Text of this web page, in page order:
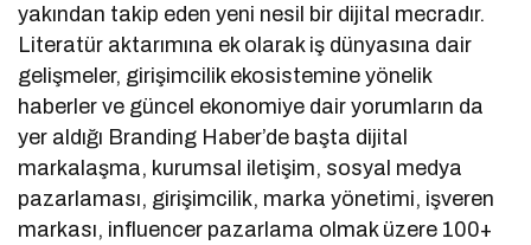
yakından takip eden yeni nesil bir dijital mecradır.
Literatür aktarımına ek olarak iş dünyasına dair
gelişmeler, girişimcilik ekosistemine yönelik
haberler ve güncel ekonomiye dair yorumların da
yer aldığı Branding Haber’de başta dijital
markalaşma, kurumsal iletişim, sosyal medya
pazarlaması, girişimcilik, marka yönetimi, işveren
markası, influencer pazarlama olmak üzere 100+